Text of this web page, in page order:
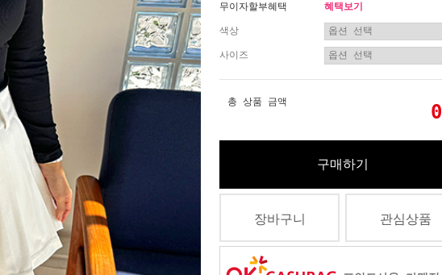
무이자할부혜택 혜택보기
색상
사이즈
총 상품 금액 0
구매하기
장바구니 관심상품